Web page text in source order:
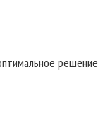
решение